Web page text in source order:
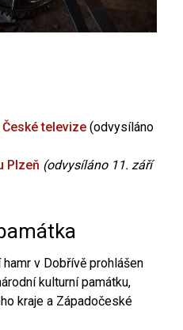
televize (odvysíláno
Plzeň (odvysíláno 11. září
v Dobřívě prohlášen
kulturní památku,
kraje a Západočeské